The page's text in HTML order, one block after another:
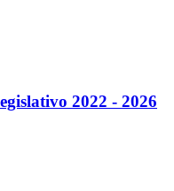
2022 - 2026